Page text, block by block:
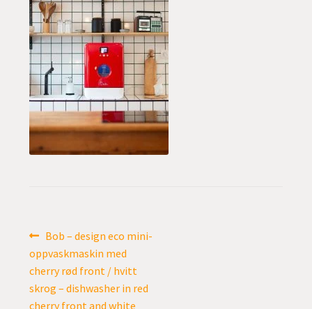
TILBUD
Innleggsnavigasjon
Forrige
innlegg:
Bob – design eco mini-
oppvaskmaskin med
cherry rød front / hvitt
skrog – dishwasher in red
cherry front and white